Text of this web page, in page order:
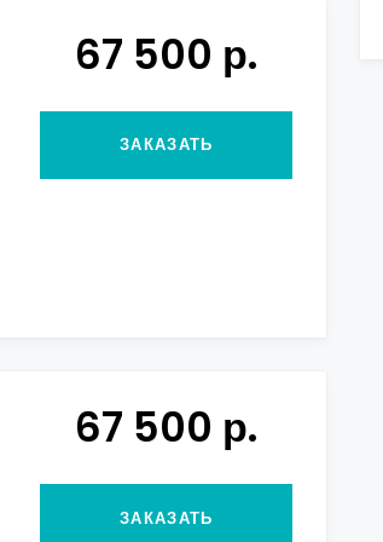
67 500 р.
ЗАКАЗАТЬ
67 500 р.
ЗАКАЗАТЬ